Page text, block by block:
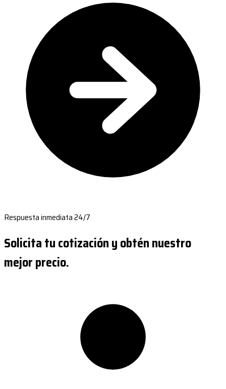
Respuesta inmediata 24/7
Solicita tu cotización y obtén nuestro
mejor precio.